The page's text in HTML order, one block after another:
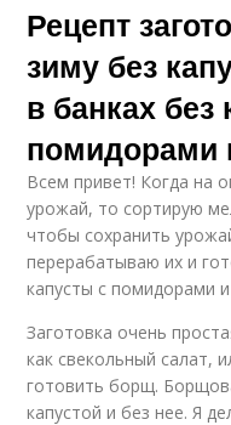
Рецепт
зиму без
в банках без
помидорами
Всем привет! Когда на
урожай, то сортирую
чтобы сохранить
перерабатываю их и
капусты с помидорами
Заготовка очень
как свекольный салат,
готовить борщ.
капустой и без нее. Я